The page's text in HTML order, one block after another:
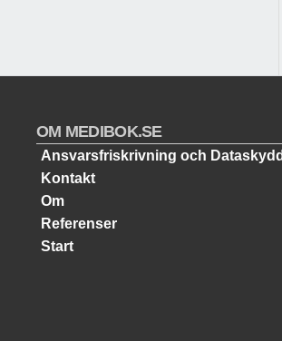
OM MEDIBOK.SE
Ansvarsfriskrivning och
Kontakt
Om
Referenser
Start